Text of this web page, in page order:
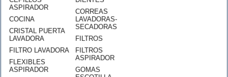
ASPIRADOR
COCINA
CRISTAL PUERTA
LAVADORA
FILTRO LAVADORA
FLEXIBLES
ASPIRADOR
CORREAS
LAVADORAS-
SECADORAS
FILTROS
FILTROS
ASPIRADOR
GOMAS